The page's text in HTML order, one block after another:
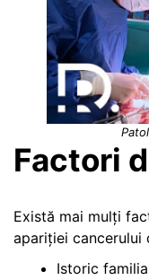
Factori
Există mai mulți
apariției cancerului
Istoric